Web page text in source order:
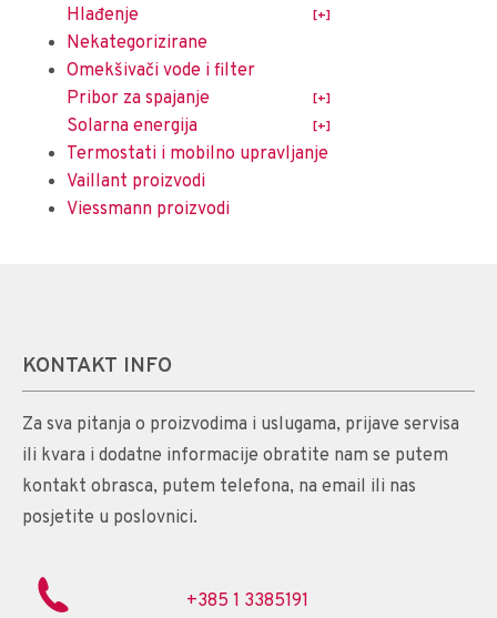
Hlađenje
Nekategorizirane
Omekšivači vode i filter
Pribor za spajanje
Solarna energija
Termostati i mobilno upravljanje
Vaillant proizvodi
Viessmann proizvodi
KONTAKT INFO
Za sva pitanja o proizvodima i uslugama, prijave servisa
ili kvara i dodatne informacije obratite nam se putem
kontakt obrasca, putem telefona, na email ili nas
posjetite u poslovnici.
+385 1 3385191